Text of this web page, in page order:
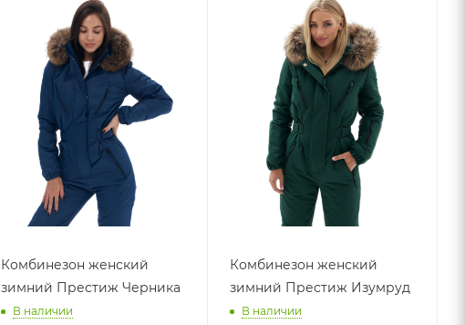
Комбинезон женский
зимний Престиж Черника
В наличии
Комбинезон женский
зимний Престиж Изумруд
В наличии